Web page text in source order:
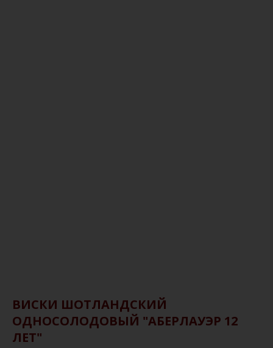
ВИСКИ ШОТЛАНДСКИЙ
ОДНОСОЛОДОВЫЙ "АБЕРЛАУЭР 12
ЛЕТ"